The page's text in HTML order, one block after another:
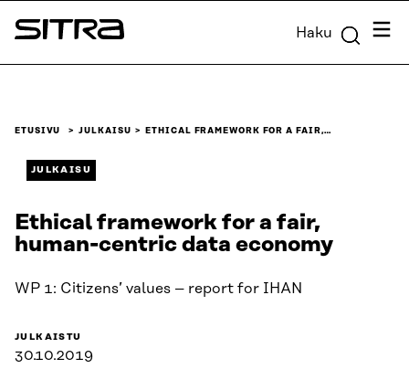
Siirry
suoraan
Sitra Haku
ETUSIVU JULKAISU ETHICAL FRAMEWORK FOR A FAIR,…
JULKAISU
Ethical framework for a fair,
human-centric data economy
WP 1: Citizens’ values – report for IHAN
JULKAISTU
30.10.2019